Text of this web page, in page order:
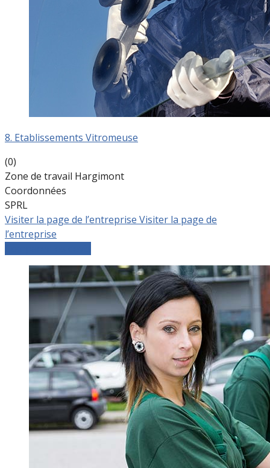
8. Etablissements Vitromeuse
(0)
Zone de travail Hargimont
Coordonnées
SPRL
Visiter la page de l’entreprise Visiter la page de
l’entreprise